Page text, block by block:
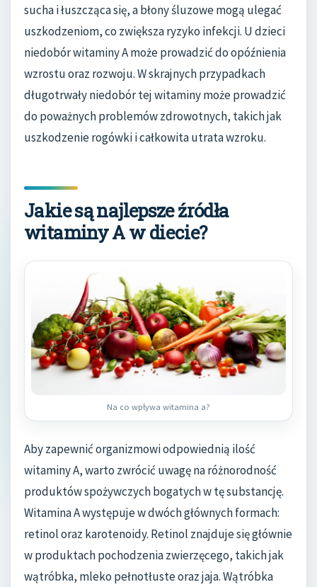
sucha i łuszcząca się, a błony śluzowe mogą ulegać
uszkodzeniom, co zwiększa ryzyko infekcji. U dzieci
niedobór witaminy A może prowadzić do opóźnienia
wzrostu oraz rozwoju. W skrajnych przypadkach
długotrwały niedobór tej witaminy może prowadzić
do poważnych problemów zdrowotnych, takich jak
uszkodzenie rogówki i całkowita utrata wzroku.
Jakie są najlepsze źródła
witaminy A w diecie?
Na co wpływa witamina a?
Aby zapewnić organizmowi odpowiednią ilość
witaminy A, warto zwrócić uwagę na różnorodność
produktów spożywczych bogatych w tę substancję.
Witamina A występuje w dwóch głównych formach:
retinol oraz karotenoidy. Retinol znajduje się głównie
w produktach pochodzenia zwierzęcego, takich jak
wątróbka, mleko pełnotłuste oraz jaja. Wątróbka